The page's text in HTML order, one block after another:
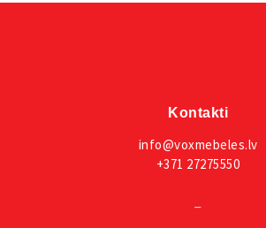
Kontakti
info@voxmebeles.lv
+371 27275550